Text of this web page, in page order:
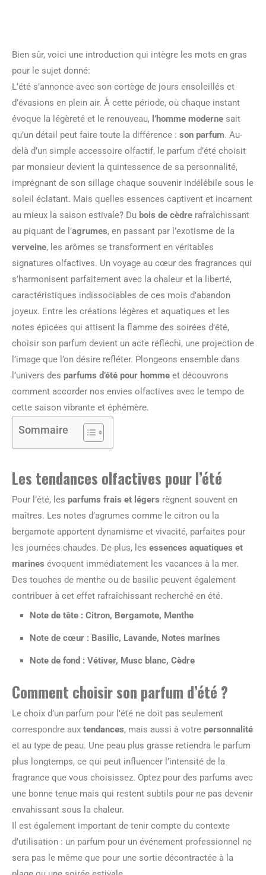
Bien sûr, voici une introduction qui intègre les mots en gras
pour le sujet donné:
L’été s’annonce avec son cortège de jours ensoleillés et
d’évasions en plein air. À cette période, où chaque instant
évoque la légèreté et le renouveau, l’homme moderne sait
qu’un détail peut faire toute la différence : son parfum. Au-
delà d’un simple accessoire olfactif, le parfum d’été choisit
par monsieur devient la quintessence de sa personnalité,
imprégnant de son sillage chaque souvenir indélébile sous le
soleil éclatant. Mais quelles essences captivent et incarnent
au mieux la saison estivale? Du bois de cèdre rafraîchissant
au piquant de l’agrumes, en passant par l’exotisme de la
verveine, les arômes se transforment en véritables
signatures olfactives. Un voyage au cœur des fragrances qui
s’harmonisent parfaitement avec la chaleur et la liberté,
caractéristiques indissociables de ces mois d’abandon
joyeux. Entre les créations légères et aquatiques et les
notes épicées qui attisent la flamme des soirées d’été,
choisir son parfum devient un acte réfléchi, une projection de
l’image que l’on désire refléter. Plongeons ensemble dans
l’univers des parfums d’été pour homme et découvrons
comment accorder nos envies olfactives avec le tempo de
cette saison vibrante et éphémère.
Sommaire
Les tendances olfactives pour l’été
Pour l’été, les parfums frais et légers règnent souvent en
maîtres. Les notes d’agrumes comme le citron ou la
bergamote apportent dynamisme et vivacité, parfaites pour
les journées chaudes. De plus, les essences aquatiques et
marines évoquent immédiatement les vacances à la mer.
Des touches de menthe ou de basilic peuvent également
contribuer à cet effet rafraîchissant recherché en été.
Note de tête : Citron, Bergamote, Menthe
Note de cœur : Basilic, Lavande, Notes marines
Note de fond : Vétiver, Musc blanc, Cèdre
Comment choisir son parfum d’été ?
Le choix d’un parfum pour l’été ne doit pas seulement
correspondre aux tendances, mais aussi à votre personnalité
et au type de peau. Une peau plus grasse retiendra le parfum
plus longtemps, ce qui peut influencer l’intensité de la
fragrance que vous choisissez. Optez pour des parfums avec
une bonne tenue mais qui restent subtils pour ne pas devenir
envahissant sous la chaleur.
Il est également important de tenir compte du contexte
d’utilisation : un parfum pour un événement professionnel ne
sera pas le même que pour une sortie décontractée à la